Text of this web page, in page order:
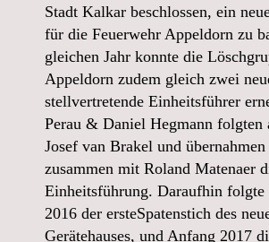
Stadt Kalkar beschlossen, ein
für die Feuerwehr Appeldorn zu
gleichen Jahr konnte die
Appeldorn zudem gleich zwei
stellvertretende Einheitsführer
Perau & Daniel Hegmann folgten
Josef van Brakel und
zusammen mit Roland Matenaer
Einheitsführung. Daraufhin
2016 der ersteSpatenstich des
Gerätehauses, und Anfang 2017